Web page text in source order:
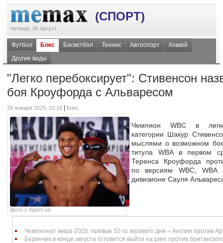
(СПОРТ)
Четверг, 06 Август
Футбол Бокс Баскетбол Теннис Автоспорт
Хоккей
Другие виды
"Легко перебоксирует": Стивенсон
боя Кроуфорда с Альваресом
28 января 2025, 21:18 Бокс
фото с iSport.ua
Чемпион WBC в
категории Шакур
мыслями о возможном
титула WBA в первом
Теренса Кроуфорда
по версиям WBC, WBA
дивизионе Сауля
Чемпионат мира-2026: превью 32-го игрового дня – Англия против
Беринчик в конце августа готовится выйти на ринг против